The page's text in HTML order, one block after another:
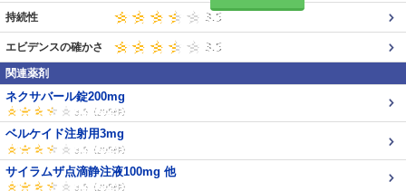
持続性
エビデンスの確かさ
関連薬剤
ネクサバール錠200mg
ベルケイド注射用3mg
サイラムザ点滴静注液100mg 他